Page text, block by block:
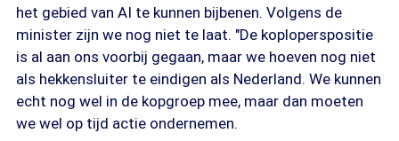
het gebied van AI te kunnen bijbenen. Volgens de
minister zijn we nog niet te laat. "De koploperspositie
is al aan ons voorbij gegaan, maar we hoeven nog niet
als hekkensluiter te eindigen als Nederland. We kunnen
echt nog wel in de kopgroep mee, maar dan moeten
we wel op tijd actie ondernemen.